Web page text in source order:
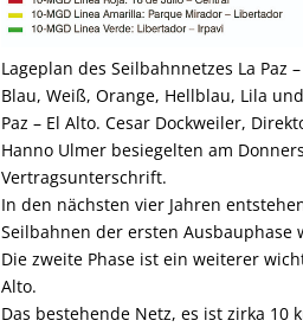
Lageplan des Seilbahnnetzes La Paz
Blau, Weiß, Orange, Hellblau, Lila
Paz – El Alto. ­Cesar Dockweiler,
Hanno Ulmer besiegelten am
Vertragsunterschrift.
In den nächsten vier Jahren
Seilbahnen der ersten Ausbauphase
Die zweite Phase ist ein weiterer
Alto.
Das bestehende Netz, es ist zirka